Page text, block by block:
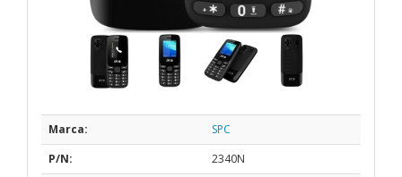
Marca:
SPC
P/N:
2340N